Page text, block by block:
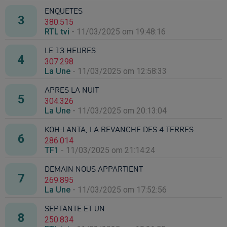
ENQUETES
380.515
RTL tvi - 11/03/2025 om 19:48:16
LE 13 HEURES
307.298
La Une - 11/03/2025 om 12:58:33
APRES LA NUIT
304.326
La Une - 11/03/2025 om 20:13:04
KOH-LANTA, LA REVANCHE DES 4 TERRES
286.014
TF1 - 11/03/2025 om 21:14:24
DEMAIN NOUS APPARTIENT
269.895
La Une - 11/03/2025 om 17:52:56
SEPTANTE ET UN
250.834